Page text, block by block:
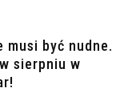
musi być nudne.
sierpniu w